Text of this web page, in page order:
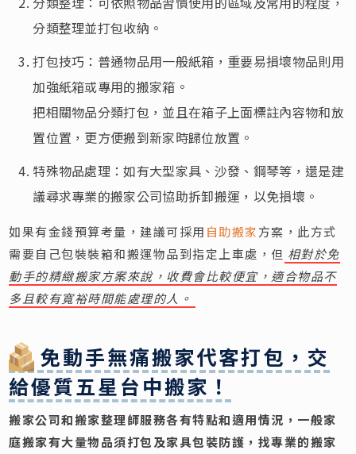
分類整理並打包收納。
打包技巧：普通物品用一般紙箱，重要易損壞物品則用
加強紙箱或專用的搬家箱。
把相關物品分類打包，並且在箱子上面標註內容物和放
置位置，更方便搬到新家時歸位放置。
特殊物品處理：如有大型家具、沙發、鋼琴等，還是建
議尋求專業的搬家公司協助拆卸搬運，以免損壞。
如果有金錢預算考量，建議可採用 自助搬家方案，此方式
需要自己包裝裝箱和搬運物品到指定上車處，但 相對於免
動手的精緻搬家方案來說，收費會比較便宜，適合物品不
多且較有寬裕時間能處理的人。
免動手無痛搬家代客打包，交
給優質五星台中搬家！
搬家公司和搬家整理師服務各有特點和適用情況，一般家
庭搬家有大量物品須打包及家具包裝防護，找專業的搬家